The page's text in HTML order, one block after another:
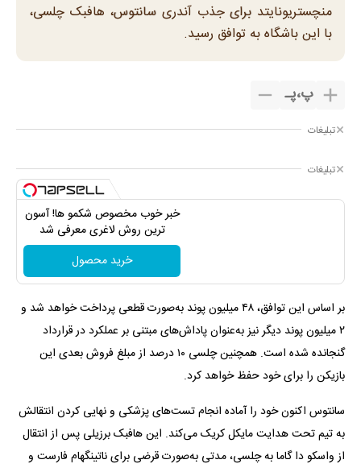
منچستریونایتد برای جذب آندری سانتوس، هافبک چلسی،
با این باشگاه به توافق رسید.
پ،پـ
تبلیغات
تبلیغات
خبر خوب مخصوص شکمو ها! آسون
ترین روش لاغری معرفی شد
خرید محصول
​بر اساس این توافق، ۴۸ میلیون پوند به‌صورت قطعی پرداخت خواهد شد و
۲ میلیون پوند دیگر نیز به‌عنوان پاداش‌های مبتنی بر عملکرد در قرارداد
گنجانده شده است. همچنین چلسی ۱۰ درصد از مبلغ فروش بعدی این
بازیکن را برای خود حفظ خواهد کرد.
سانتوس اکنون خود را آماده انجام تست‌های پزشکی و نهایی کردن انتقالش
به تیم تحت هدایت مایکل کریک می‌کند. این هافبک برزیلی پس از انتقال
از واسکو دا گاما به چلسی، مدتی به‌صورت قرضی برای ناتینگهام فارست و